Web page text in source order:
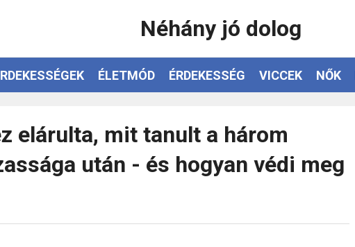
Néhány jó dolog
ÉLETMÓD ÉRDEKESSÉG VICCEK NŐK
elárulta, mit tanult a három
után - és hogyan védi meg